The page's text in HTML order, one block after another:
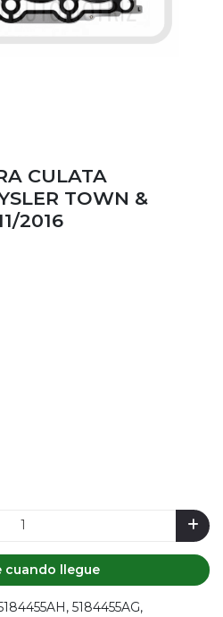
CULATA
TOWN &
2016
cuando llegue
5184455AG,